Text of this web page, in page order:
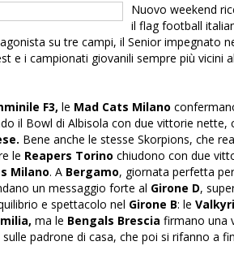
Nuovo weekend
il flag football
su tre campi, il Senior impegnato
e i campionati giovanili sempre più vicini
F3, le Mad Cats Milano
il Bowl di Albisola con due vittorie nette,
Bene anche le stesse Skorpions, che
le Reapers Torino chiudono con due
Milano. A Bergamo, giornata perfetta
un messaggio forte al Girone D,
e spettacolo nel Girone B: le
ma le Bengals Brescia firmano una
padrone di casa, che poi si rifanno a